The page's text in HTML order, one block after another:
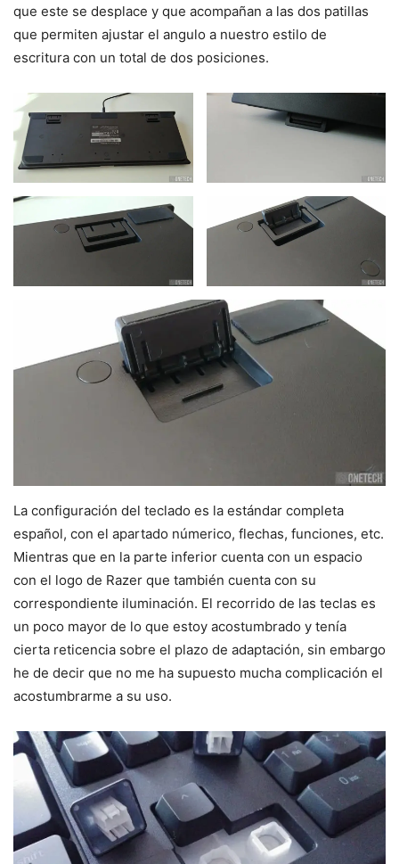
que este se desplace y que acompañan a las dos patillas
que permiten ajustar el angulo a nuestro estilo de
escritura con un total de dos posiciones.
La configuración del teclado es la estándar completa
español, con el apartado númerico, flechas, funciones, etc.
Mientras que en la parte inferior cuenta con un espacio
con el logo de Razer que también cuenta con su
correspondiente iluminación. El recorrido de las teclas es
un poco mayor de lo que estoy acostumbrado y tenía
cierta reticencia sobre el plazo de adaptación, sin embargo
he de decir que no me ha supuesto mucha complicación el
acostumbrarme a su uso.